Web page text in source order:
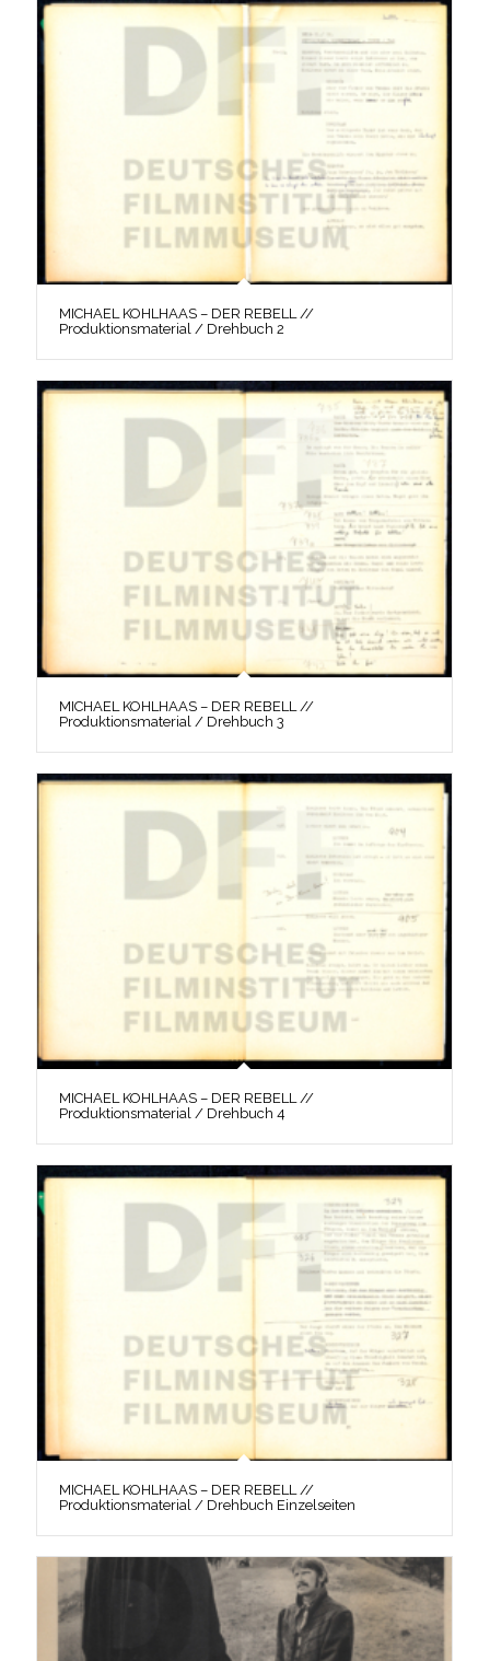
MICHAEL KOHLHAAS – DER REBELL //
Produktionsmaterial / Drehbuch 2
MICHAEL KOHLHAAS – DER REBELL //
Produktionsmaterial / Drehbuch 3
MICHAEL KOHLHAAS – DER REBELL //
Produktionsmaterial / Drehbuch 4
MICHAEL KOHLHAAS – DER REBELL //
Produktionsmaterial / Drehbuch Einzelseiten